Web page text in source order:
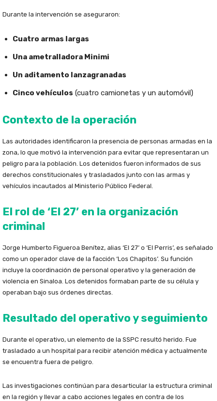
Durante la intervención se aseguraron:
Cuatro armas largas
Una ametralladora Minimi
Un aditamento lanzagranadas
Cinco vehículos (cuatro camionetas y un automóvil)
Contexto de la operación
Las autoridades identificaron la presencia de personas armadas en la
zona, lo que motivó la intervención para evitar que representaran un
peligro para la población. Los detenidos fueron informados de sus
derechos constitucionales y trasladados junto con las armas y
vehículos incautados al Ministerio Público Federal.
El rol de ‘El 27’ en la organización
criminal
Jorge Humberto Figueroa Benítez, alias ‘El 27’ o ‘El Perris’, es señalado
como un operador clave de la facción ‘Los Chapitos’. Su función
incluye la coordinación de personal operativo y la generación de
violencia en Sinaloa. Los detenidos formaban parte de su célula y
operaban bajo sus órdenes directas.
Resultado del operativo y seguimiento
Durante el operativo, un elemento de la SSPC resultó herido. Fue
trasladado a un hospital para recibir atención médica y actualmente
se encuentra fuera de peligro.
Las investigaciones continúan para desarticular la estructura criminal
en la región y llevar a cabo acciones legales en contra de los